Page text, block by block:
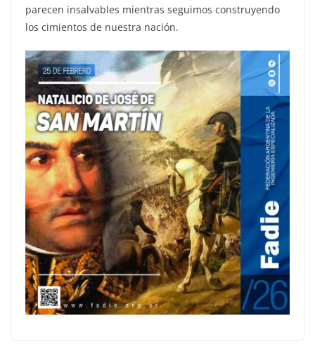
parecen insalvables mientras seguimos construyendo
los cimientos de nuestra nación.